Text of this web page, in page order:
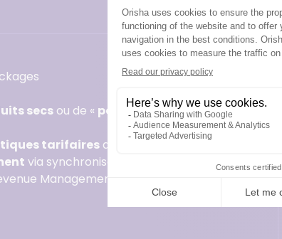
secs ou de « packages» multi-
tarifaires avancées
via synchronisation avec votre
Management